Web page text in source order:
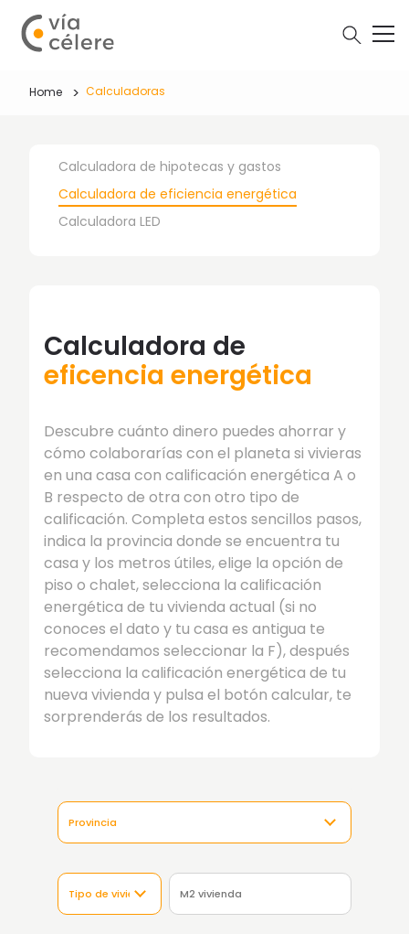
Home Calculadoras
Calculadora de hipotecas y gastos
Calculadora de eficiencia energética
Calculadora LED
Calculadora de
eficencia energética
Descubre cuánto dinero puedes ahorrar y
cómo colaborarías con el planeta si vivieras
en una casa con calificación energética A o
B respecto de otra con otro tipo de
calificación. Completa estos sencillos pasos,
indica la provincia donde se encuentra tu
casa y los metros útiles, elige la opción de
piso o chalet, selecciona la calificación
energética de tu vivienda actual (si no
conoces el dato y tu casa es antigua te
recomendamos seleccionar la F), después
selecciona la calificación energética de tu
nueva vivienda y pulsa el botón calcular, te
sorprenderás de los resultados.